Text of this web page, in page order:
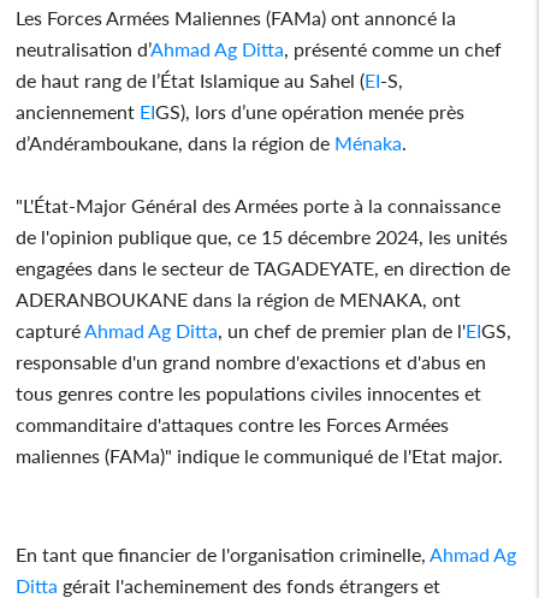
Les Forces Armées Maliennes (FAMa) ont annoncé la
neutralisation d’Ahmad Ag Ditta , présenté comme un chef
de haut rang de l’État Islamique au Sahel (EI-S,
anciennement EIGS), lors d’une opération menée près
d’Andéramboukane, dans la région de Ménaka
"L'État-Major Général des Armées porte à la connaissance
de l'opinion publique que, ce 15 décembre 2024, les unités
engagées dans le secteur de TAGADEYATE, en direction de
ADERANBOUKANE dans la région de MENAKA, ont
capturé Ahmad Ag Ditta , un chef de premier plan de l'EIGS,
responsable d'un grand nombre d'exactions et d'abus en
tous genres contre les populations civiles innocentes et
commanditaire d'attaques contre les Forces Armées
maliennes (FAMa)" indique le communiqué de l'Etat major.
En tant que financier de l'organisation criminelle, Ahmad Ag
Ditta gérait l'acheminement des fonds étrangers et